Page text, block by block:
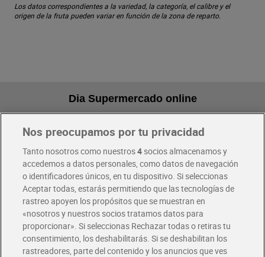
Los datos correspondientes a la variedad, la categoría, el calibre y el
origen de la fruta pueden variar en función de la zona de reparto.
Dia Supermercado online
Pide hoy, recibe hoy
Envío gratis por compras superiores a 100€
Envío estandar por 4,99€
Glovo y Uber Eats
Solicita tu factura de Glovo o Uber Eats
Nos preocupamos por tu privacidad
Tanto nosotros como nuestros4socios almacenamos y
accedemos a datos personales, como datos de navegación
o identificadores únicos, en tu dispositivo. Si seleccionas
Aceptar todas, estarás permitiendo que las tecnologías de
rastreo apoyen los propósitos que se muestran en
«nosotros y nuestros socios tratamos datos para
proporcionar». Si seleccionas Rechazar todas o retiras tu
consentimiento, los deshabilitarás. Si se deshabilitan los
rastreadores, parte del contenido y los anuncios que ves